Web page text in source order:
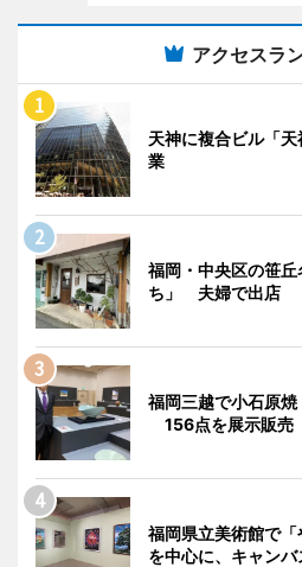
アクセスラ
天神に複合ビル「
業
福岡・中央区の笹
ち」 夫婦で出店
福岡三越で小石原焼
156点を展示販売
福岡県立美術館で
を中心に、キャン